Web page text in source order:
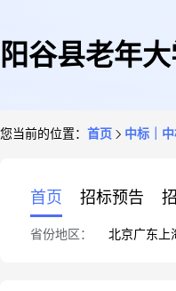
阳谷县老年
您当前的位置： 首页 中标｜
首页 招标预告
省份地区： 北京广东 上